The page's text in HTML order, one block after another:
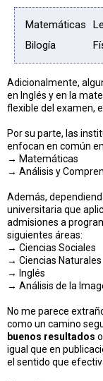
Matemáticas
Bilogía
Adicionalmente,
en Inglés y en la
flexible del examen,
Por su parte, las
enfocan en común
→ Matemáticas
→ Análisis y
Además,
universitaria que
admisiones a
siguientes áreas:
→ Ciencias Sociales
→ Ciencias Naturales
→ Inglés
→ Análisis de la
No me parece
como un camino
buenos resultados o
igual que en
el sentido que